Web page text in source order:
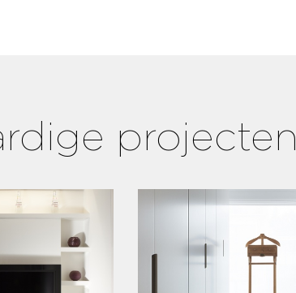
projecten